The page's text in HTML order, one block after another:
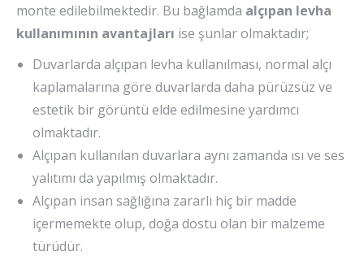
monte edilebilmektedir. Bu bağlamda alçıpan levha
kullanımının avantajları ise şunlar olmaktadır;
Duvarlarda alçıpan levha kullanılması, normal alçı
kaplamalarına göre duvarlarda daha pürüzsüz ve
estetik bir görüntü elde edilmesine yardımcı
olmaktadır.
Alçıpan kullanılan duvarlara aynı zamanda ısı ve ses
yalıtımı da yapılmış olmaktadır.
Alçıpan insan sağlığına zararlı hiç bir madde
içermemekte olup, doğa dostu olan bir malzeme
türüdür.